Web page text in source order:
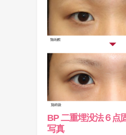
BP 二重埋没法６点
写真